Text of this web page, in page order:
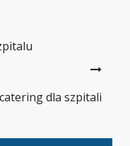
dla szpitali